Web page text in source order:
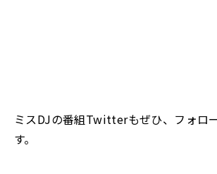
ミスDJの番組Twitterもぜひ、フォロ
す。